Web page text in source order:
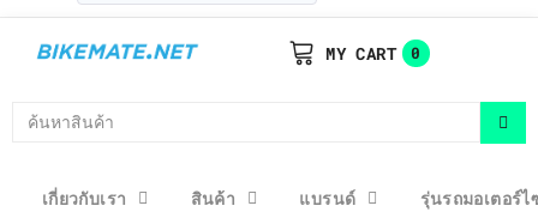
เกี่ยวกับเรา สินค้า แบรนด์ รุ่นรถมอเตอร์ไ
MY CART 0